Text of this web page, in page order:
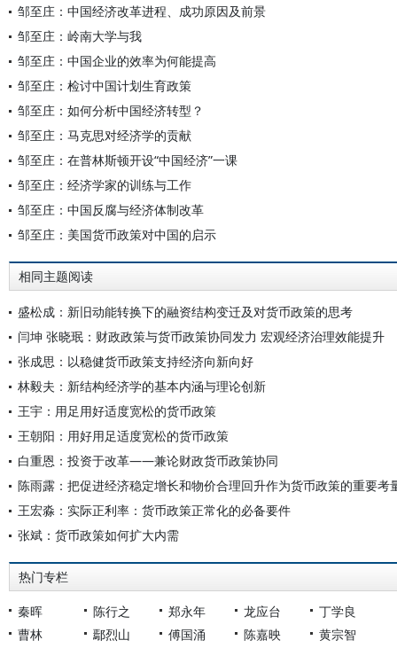
邹至庄：中国经济改革进程、成功原因及前景
邹至庄：岭南大学与我
邹至庄：中国企业的效率为何能提高
邹至庄：检讨中国计划生育政策
邹至庄：如何分析中国经济转型？
邹至庄：马克思对经济学的贡献
邹至庄：在普林斯顿开设“中国经济”一课
邹至庄：经济学家的训练与工作
邹至庄：中国反腐与经济体制改革
邹至庄：美国货币政策对中国的启示
相同主题阅读
盛松成：新旧动能转换下的融资结构变迁及对货币政策的思考
闫坤 张晓珉：财政政策与货币政策协同发力 宏观经济治理效能提升
张成思：以稳健货币政策支持经济向新向好
林毅夫：新结构经济学的基本内涵与理论创新
王宇：用足用好适度宽松的货币政策
王朝阳：用好用足适度宽松的货币政策
白重恩：投资于改革——兼论财政货币政策协同
陈雨露：把促进经济稳定增长和物价合理回升作为货币政策的重要考
王宏淼：实际正利率：货币政策正常化的必备要件
张斌：货币政策如何扩大内需
热门专栏
秦晖 陈行之 郑永年 龙应台
丁学良
曹林
鄢烈山 傅国涌 陈嘉映 黄宗智